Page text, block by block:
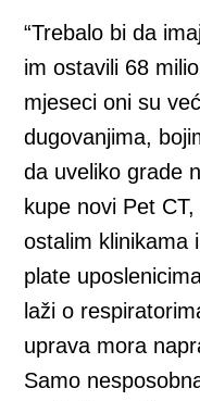
“Trebalo bi da
im ostavili 68
mjeseci oni su
dugovanjima,
da uveliko grade
kupe novi Pet
ostalim klinikama
plate
laži o
uprava mora
Samo